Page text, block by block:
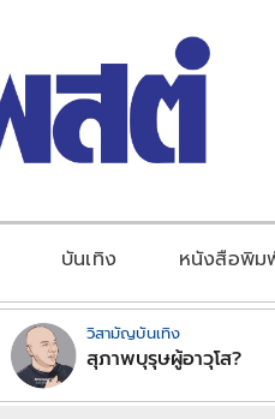
บันเทิง หนังสือพิม
วิสามัญบันเทิง
สุภาพบุรุษผู้อาวุโส?